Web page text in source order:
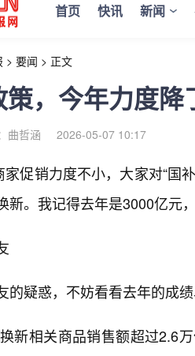
首页 快讯 新闻
> 要闻 > 正文
，今年力度
曲哲涵 2026-05-07 10:17
家促销力度不小，大家对“
新。我记得去年是3000亿元
的疑惑，不妨看看去年的成
新相关商品销售额超过2.6